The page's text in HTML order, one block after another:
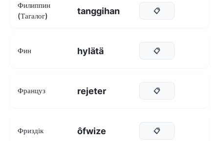
Филиппин
(Тагалог)
tanggihan 📋
Фин hylätä 📋
Француз rejeter 📋
Фриздік ôfwize 📋